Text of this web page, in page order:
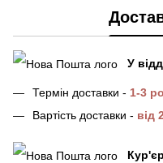
У
Термін доставки - 1-3
Вартість доставки - від